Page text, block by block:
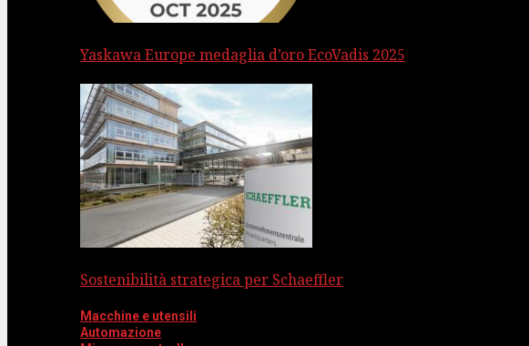
Yaskawa Europe medaglia d’oro EcoVadis 2025
Sostenibilità strategica per Schaeffler
Macchine e utensili
Automazione